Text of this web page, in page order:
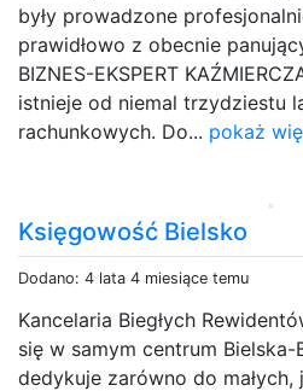
były prowadzone
prawidłowo z obecnie
BIZNES-EKSPERT
istnieje od niemal trzydziestu
rachunkowych. Do... pokaż
Księgowość Bielsko
Dodano: 4 lata 4 miesiące temu
Kancelaria Biegłych
się w samym centrum Bielska-
dedykuje zarówno do